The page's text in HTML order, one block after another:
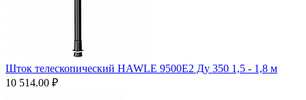
Шток телескопический HAWLE 9500Е2 Ду 350 1,5 - 1,8 м
10 514.00 ₽